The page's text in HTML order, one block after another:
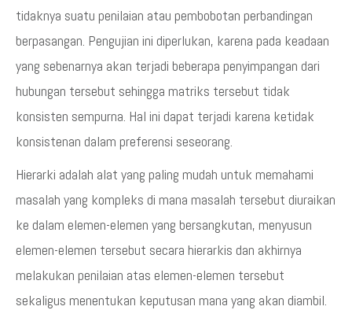
tidaknya suatu penilaian atau pembobotan perbandingan
berpasangan. Pengujian ini diperlukan, karena pada keadaan
yang sebenarnya akan terjadi beberapa penyimpangan dari
hubungan tersebut sehingga matriks tersebut tidak
konsisten sempurna. Hal ini dapat terjadi karena ketidak
konsistenan dalam preferensi seseorang.
Hierarki adalah alat yang paling mudah untuk memahami
masalah yang kompleks di mana masalah tersebut diuraikan
ke dalam elemen-elemen yang bersangkutan, menyusun
elemen-elemen tersebut secara hierarkis dan akhirnya
melakukan penilaian atas elemen-elemen tersebut
sekaligus menentukan keputusan mana yang akan diambil.